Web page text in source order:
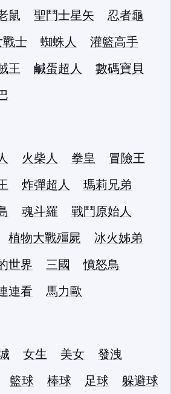
鼠 聖鬥士星矢
忍者龜
戰士 蜘蛛人
灌籃高手
王 鹹蛋超人
數碼寶貝
火柴人 拳皇
冒險王
炸彈超人
瑪莉兄弟
魂斗羅
戰鬥原始人
植物大戰殭屍
冰火姊弟
世界 三國
憤怒鳥
連看 馬力歐
女生 美女
發洩
籃球 棒球 足球
躲避球